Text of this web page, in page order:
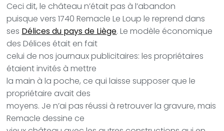
Ceci dit, le château n’était pas à l’abandon
puisque vers 1740 Remacle Le Loup le reprend dans
ses Délices du pays de Liège.Le modèle économique
des Délices était en fait
celui de nos journaux publicitaires: les propriétaires
étaient invités à mettre
la main à la poche, ce qui laisse supposer que le
propriétaire avait des
moyens. Je n’ai pas réussi à retrouver la gravure, mais
Remacle dessine ce